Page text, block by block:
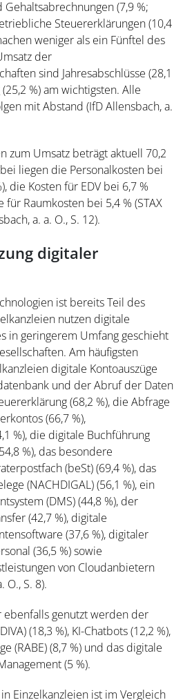
Gehaltsabrechnungen (7,9 %;
Steuererklärungen (10,4
weniger als ein Fünftel des
der
sind Jahresabschlüsse (28,1
%) am wichtigsten. Alle
mit Abstand (IfD Allensbach, a.
zum Umsatz beträgt aktuell 70,2
liegen die Personalkosten bei
die Kosten für EDV bei 6,7 %
für Raumkosten bei 5,4 % (STAX
a. a. O., S. 12).
digitaler
ist bereits Teil des
nutzen digitale
in geringerem Umfang geschieht
Am häufigsten
digitale Kontoauszüge
und der Abruf der Daten
(68,2 %), die Abfrage
(66,7 %),
%), die digitale Buchführung
%), das besondere
(beSt) (69,4 %), das
(NACHDIGAL) (56,1 %), ein
(DMS) (44,8 %), der
(42,7 %), digitale
(37,6 %), digitaler
(36,5 %) sowie
von Cloudanbietern
O., S. 8).
genutzt werden der
(18,3 %), KI-Chatbots (12,2 %),
(RABE) (8,7 %) und das digitale
(5 %).
Einzelkanzleien ist im Vergleich